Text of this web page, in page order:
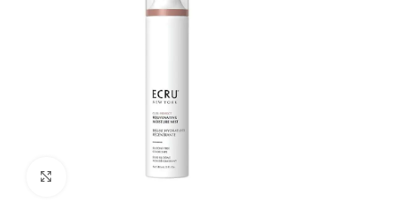
Spustelėkite norėdami padidinti